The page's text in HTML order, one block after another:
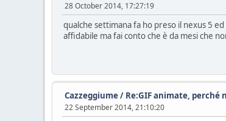
28 October 2014, 17:27:19
qualche settimana fa ho preso il nexus 5
affidabile ma fai conto che è da mesi che
Cazzeggiume/ Re:GIF animate, perché
22 September 2014, 21:10:20